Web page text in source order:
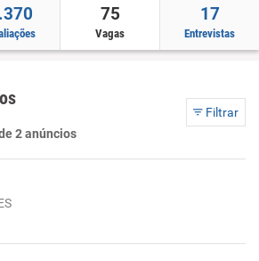
75
Vagas
17
Entrevistas
Filtrar
2 anúncios